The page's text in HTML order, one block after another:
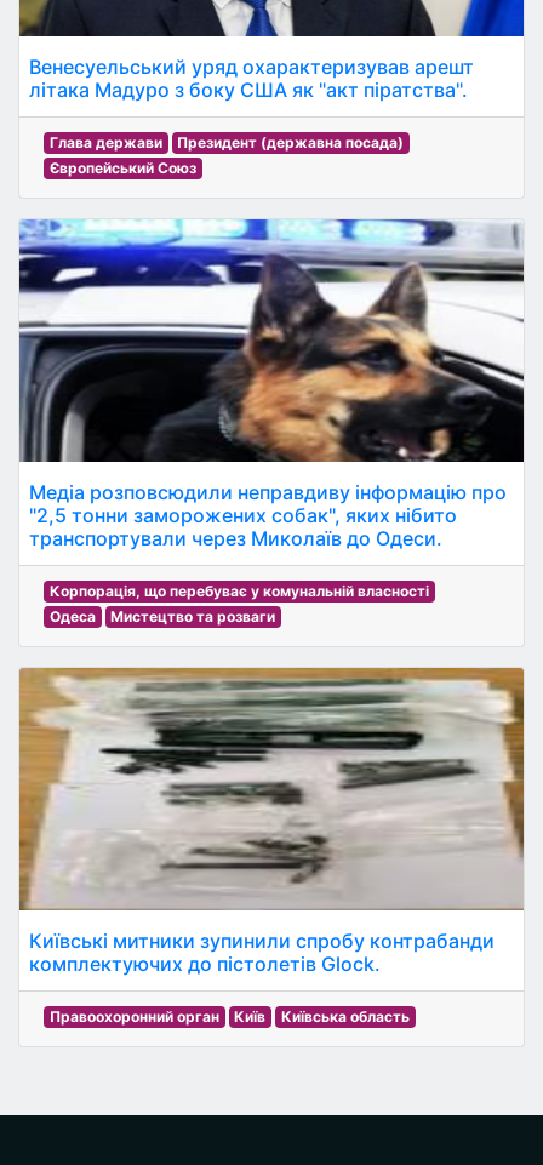
Венесуельський уряд охарактеризував арешт
літака Мадуро з боку США як "акт піратства".
Глава держави
Президент (державна посада)
Європейський Союз
Медіа розповсюдили неправдиву інформацію про
"2,5 тонни заморожених собак", яких нібито
транспортували через Миколаїв до Одеси.
Корпорація, що перебуває у комунальній власності
Одеса
Мистецтво та розваги
Київські митники зупинили спробу контрабанди
комплектуючих до пістолетів Glock.
Правоохоронний орган Київ Київська область